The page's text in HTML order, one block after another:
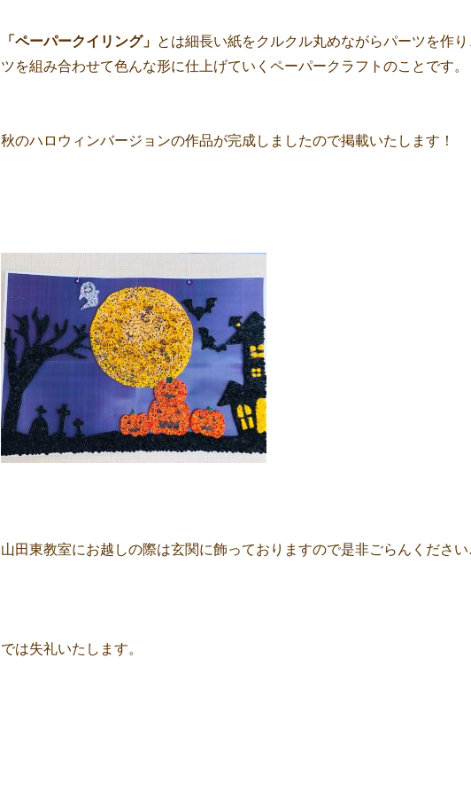
「ペーパークイリング」 とは細長い紙をクルクル丸めながらパーツを作
ツを組み合わせて色んな形に仕上げていくペーパークラフトのことです。
秋のハロウィンバージョンの作品が完成しましたので掲載いたします！
山田東教室にお越しの際は玄関に飾っておりますので是非ごらんください
では失礼いたします。